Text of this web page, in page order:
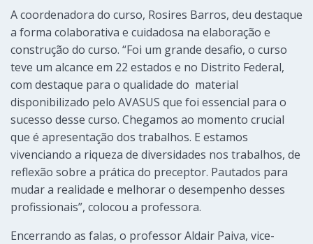
A coordenadora do curso, Rosires Barros, deu destaque
a forma colaborativa e cuidadosa na elaboração e
construção do curso. “Foi um grande desafio, o curso
teve um alcance em 22 estados e no Distrito Federal,
com destaque para o qualidade do material
disponibilizado pelo AVASUS que foi essencial para o
sucesso desse curso. Chegamos ao momento crucial
que é apresentação dos trabalhos. E estamos
vivenciando a riqueza de diversidades nos trabalhos, de
reflexão sobre a prática do preceptor. Pautados para
mudar a realidade e melhorar o desempenho desses
profissionais”, colocou a professora.
Encerrando as falas, o professor Aldair Paiva, vice-